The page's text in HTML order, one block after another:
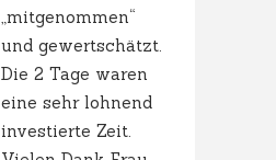
„mitgenommen“
und gewertschätzt.
Die 2 Tage waren
eine sehr lohnend
investierte Zeit.